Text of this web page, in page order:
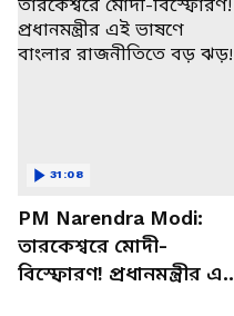
PM Narendra Modi:
তারকেশ্বরে মোদী-
বিস্ফোরণ! প্রধানমন্ত্রীর এই
31:08